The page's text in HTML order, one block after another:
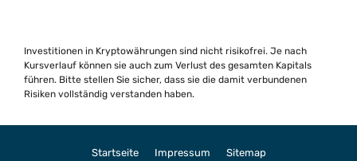
Investitionen in Kryptowährungen sind nicht risikofrei. Je nach
Kursverlauf können sie auch zum Verlust des gesamten Kapitals
führen. Bitte stellen Sie sicher, dass sie die damit verbundenen
Risiken vollständig verstanden haben.
Startseite Impressum Sitemap